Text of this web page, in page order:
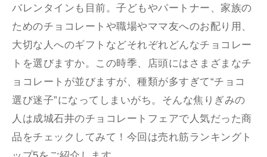
バレンタインも目前。子どもやパートナー、家族の
ためのチョコレートや職場やママ友へのお配り用、
大切な人へのギフトなどそれぞれどんなチョコレー
トを選びますか。この時季、店頭にはさまざまなチ
ョコレートが並びますが、種類が多すぎて“チョコ
選び迷子”になってしまいがち。そんな焦りぎみの
人は成城石井のチョコレートフェアで人気だった商
品をチェックしてみて！今回は売れ筋ランキングト